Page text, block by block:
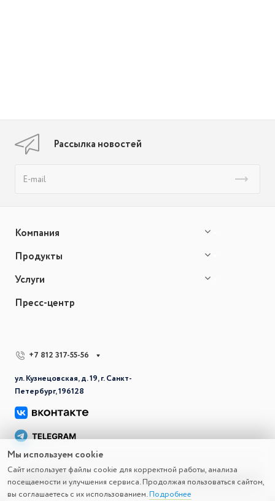
Рассылка новостей
Компания
Продукты
Услуги
Пресс-центр
+7 812 317-55-56
ул. Кузнецовская, д. 19, г. Санкт-
Петербург, 196128
© 2026 СВД ВС Политика конфиденциальности
Мы используем cookie
Сайт использует файлы cookie для корректной работы, анализа
посещаемости и улучшения сервиса. Продолжая пользоваться сайтом,
вы соглашаетесь с их использованием.Подробнее